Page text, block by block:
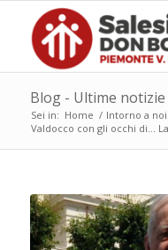
Blog - Ultime notizie
Sei in: Home / Intorno a noi
Valdocco con gli occhi di…